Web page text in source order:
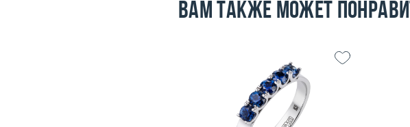
Вам также может